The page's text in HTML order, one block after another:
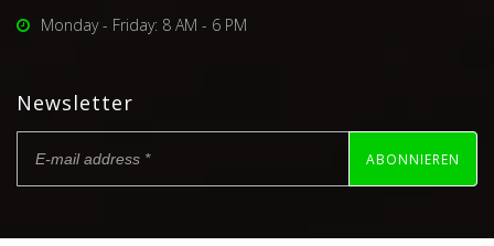
Monday - Friday: 8 AM - 6 PM
Newsletter
ABONNIEREN